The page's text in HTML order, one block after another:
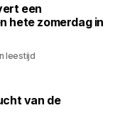
een
hete zomerdag in
leestijd
van de